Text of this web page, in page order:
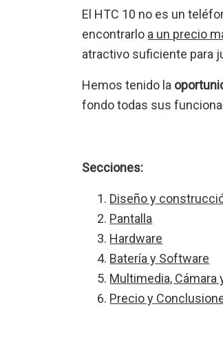
El HTC 10 no es un
encontrarlo a un precio
atractivo suficiente para
Hemos tenido la
fondo todas sus
Secciones:
Diseño y
Pantalla
Hardware
Batería y Software
Multimedia, Cámara
Precio y